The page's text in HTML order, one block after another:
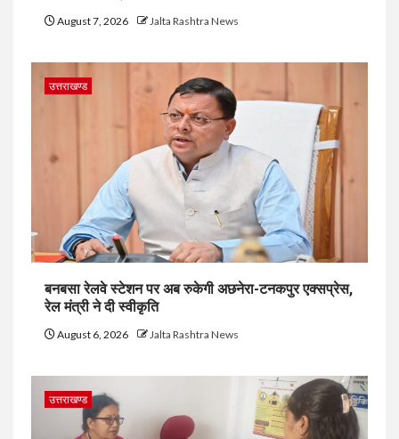
August 7, 2026 Jalta Rashtra News
उत्तराखण्ड
बनबसा रेलवे स्टेशन पर अब रुकेगी अछनेरा-टनकपुर एक्सप्रेस,
रेल मंत्री ने दी स्वीकृति
August 6, 2026 Jalta Rashtra News
उत्तराखण्ड